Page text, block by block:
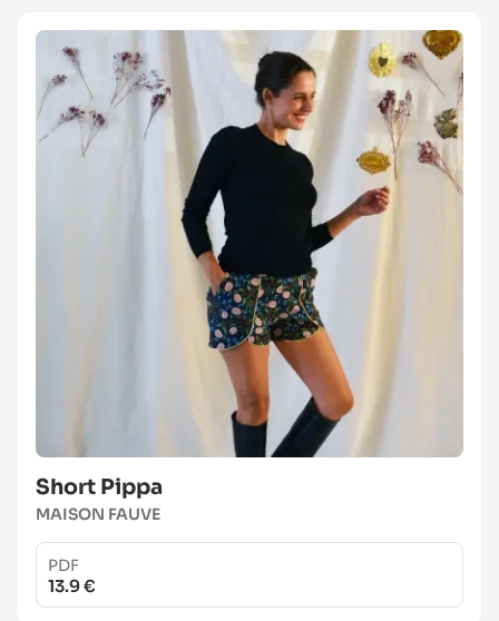
Short Pippa
MAISON FAUVE
PDF
13.9 €